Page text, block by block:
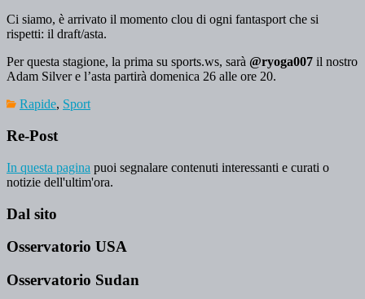
Ci siamo, è arrivato il momento clou di ogni fantasport che si
rispetti: il draft/asta.
Per questa stagione, la prima su sports.ws, sarà @ryoga007 il nostro
Adam Silver e l’asta partirà domenica 26 alle ore 20.
Rapide, Sport
Re-Post
In questa pagina puoi segnalare contenuti interessanti e curati o
notizie dell'ultim'ora.
Dal sito
Osservatorio USA
Osservatorio Sudan